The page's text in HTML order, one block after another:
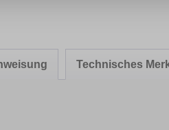
Technisches